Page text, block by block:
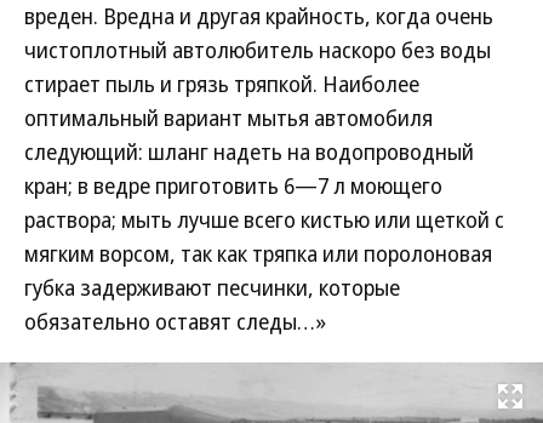
вреден. Вредна и другая крайность, когда очень
чистоплотный автолюбитель наскоро без воды
стирает пыль и грязь тряпкой. Наиболее
оптимальный вариант мытья автомобиля
следующий: шланг надеть на водопроводный
кран; в ведре приготовить 6—7 л моющего
раствора; мыть лучше всего кистью или щеткой с
мягким ворсом, так как тряпка или поролоновая
губка задерживают песчинки, которые
обязательно оставят следы…»
Развернуть